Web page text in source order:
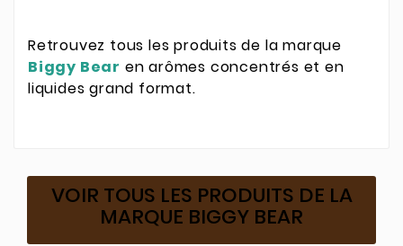
Retrouvez tous les produits de la marque
Biggy Bear en arômes concentrés et en
liquides grand format.
VOIR TOUS LES PRODUITS DE LA
MARQUE BIGGY BEAR